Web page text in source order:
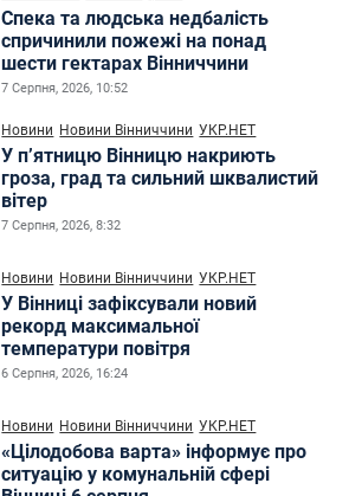
Спека та людська недбалість
спричинили пожежі на понад
шести гектарах Вінниччини
7 Серпня, 2026, 10:52
Новини Новини Вінниччини УКР.НЕТ
У п’ятницю Вінницю накриють
гроза, град та сильний шквалистий
вітер
7 Серпня, 2026, 8:32
Новини Новини Вінниччини УКР.НЕТ
У Вінниці зафіксували новий
рекорд максимальної
температури повітря
6 Серпня, 2026, 16:24
Новини Новини Вінниччини УКР.НЕТ
«Цілодобова варта» інформує про
ситуацію у комунальній сфері